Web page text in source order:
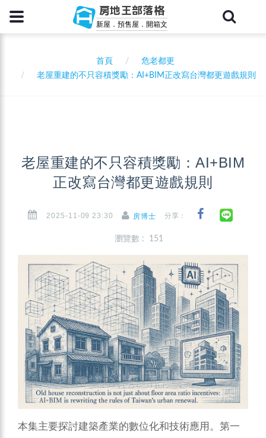
房地王部落格
新屋．預售屋．開箱文
首頁
危老都更
老屋重建的不只容積獎勵：AI+BIM正改寫台灣都更遊戲規則
老屋重建的不只容積獎勵：AI+BIM
正改寫台灣都更遊戲規則
2025-11-09 23:30 房博士 分享：
瀏覽數 : 151
本集主要探討建築產業的數位化和技術應用。第一